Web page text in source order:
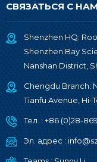
СВЯЗАТЬСЯ С
Shenzhen HQ:
Shenzhen Bay
Nanshan District,
Chengdu Branch:
Tianfu Avenue, Hi-
Тел. : +86 (0)28-
Эл. адрес :